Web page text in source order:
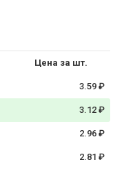
Цена за шт.
3.59 ₽
3.12 ₽
2.96 ₽
2.81 ₽